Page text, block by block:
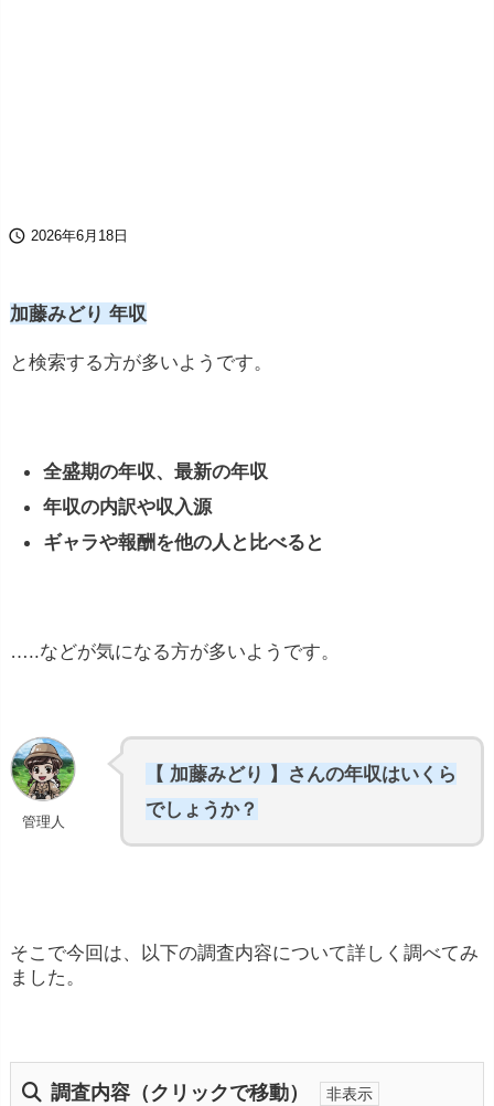
 2026年6月18日
加藤みどり 年収
と検索する方が多いようです。
全盛期の年収、最新の年収
年収の内訳や収入源
ギャラや報酬を他の人と比べると
…..などが気になる方が多いようです。
管理人
【 加藤みどり 】さんの年収はいくら
でしょうか？
そこで今回は、以下の調査内容について詳しく調べてみ
ました。
調査内容（クリックで移動）